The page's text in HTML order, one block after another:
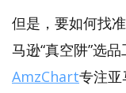
但是，要如何找
马逊“真空阱”选
AmzChart专注亚